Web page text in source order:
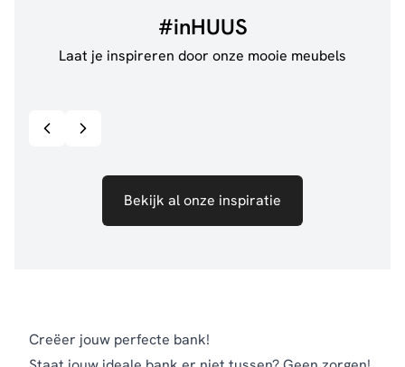
#inHUUS
Laat je inspireren door onze mooie meubels
Bekijk al onze inspiratie
Creëer jouw perfecte bank!